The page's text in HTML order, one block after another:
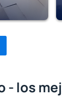
- los